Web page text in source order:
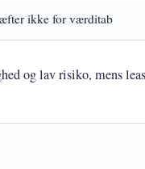
ikke for værditab
og lav risiko, mens